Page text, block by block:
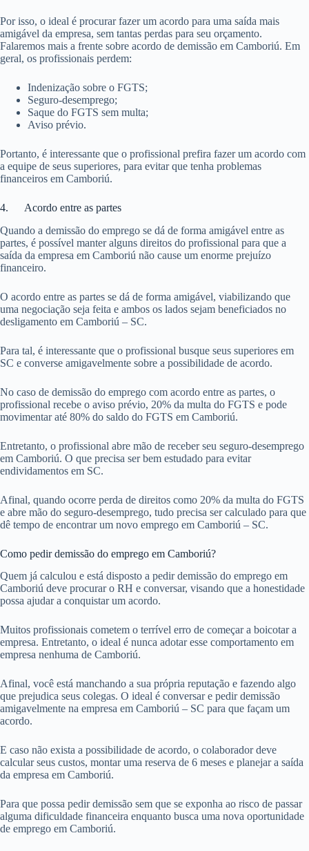
Por isso, o ideal é procurar fazer um acordo para uma saída mais
amigável da empresa, sem tantas perdas para seu orçamento.
Falaremos mais a frente sobre acordo de demissão em Camboriú. Em
geral, os profissionais perdem:
Indenização sobre o FGTS;
Seguro-desemprego;
Saque do FGTS sem multa;
Aviso prévio.
Portanto, é interessante que o profissional prefira fazer um acordo com
a equipe de seus superiores, para evitar que tenha problemas
financeiros em Camboriú.
4. Acordo entre as partes
Quando a demissão do emprego se dá de forma amigável entre as
partes, é possível manter alguns direitos do profissional para que a
saída da empresa em Camboriú não cause um enorme prejuízo
financeiro.
O acordo entre as partes se dá de forma amigável, viabilizando que
uma negociação seja feita e ambos os lados sejam beneficiados no
desligamento em Camboriú – SC.
Para tal, é interessante que o profissional busque seus superiores em
SC e converse amigavelmente sobre a possibilidade de acordo.
No caso de demissão do emprego com acordo entre as partes, o
profissional recebe o aviso prévio, 20% da multa do FGTS e pode
movimentar até 80% do saldo do FGTS em Camboriú.
Entretanto, o profissional abre mão de receber seu seguro-desemprego
em Camboriú. O que precisa ser bem estudado para evitar
endividamentos em SC.
Afinal, quando ocorre perda de direitos como 20% da multa do FGTS
e abre mão do seguro-desemprego, tudo precisa ser calculado para que
dê tempo de encontrar um novo emprego em Camboriú – SC.
Como pedir demissão do emprego em Camboriú?
Quem já calculou e está disposto a pedir demissão do emprego em
Camboriú deve procurar o RH e conversar, visando que a honestidade
possa ajudar a conquistar um acordo.
Muitos profissionais cometem o terrível erro de começar a boicotar a
empresa. Entretanto, o ideal é nunca adotar esse comportamento em
empresa nenhuma de Camboriú.
Afinal, você está manchando a sua própria reputação e fazendo algo
que prejudica seus colegas. O ideal é conversar e pedir demissão
amigavelmente na empresa em Camboriú – SC para que façam um
acordo.
E caso não exista a possibilidade de acordo, o colaborador deve
calcular seus custos, montar uma reserva de 6 meses e planejar a saída
da empresa em Camboriú.
Para que possa pedir demissão sem que se exponha ao risco de passar
alguma dificuldade financeira enquanto busca uma nova oportunidade
de emprego em Camboriú.